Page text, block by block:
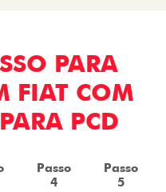
PARA
FIAT COM
PCD
Passo
4
Passo
5